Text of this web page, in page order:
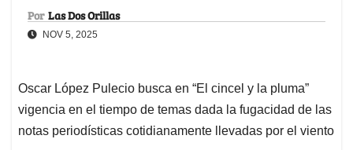
Por Las Dos Orillas
NOV 5, 2025
Oscar López Pulecio busca en “El cincel y la pluma”
vigencia en el tiempo de temas dada la fugacidad de las
notas periodísticas cotidianamente llevadas por el viento